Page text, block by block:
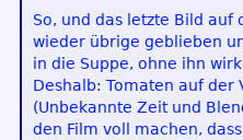
So, und das letzte Bild auf
wieder übrige geblieben
in die Suppe, ohne ihn
Deshalb: Tomaten auf der
(Unbekannte Zeit und
den Film voll machen,